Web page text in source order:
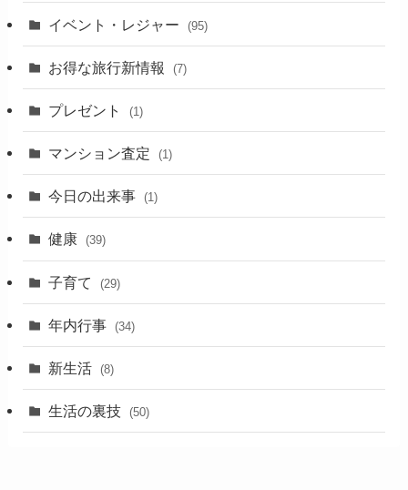
イベント・レジャー (95)
お得な旅行新情報 (7)
プレゼント (1)
マンション査定 (1)
今日の出来事 (1)
健康 (39)
子育て (29)
年内行事 (34)
新生活 (8)
生活の裏技 (50)